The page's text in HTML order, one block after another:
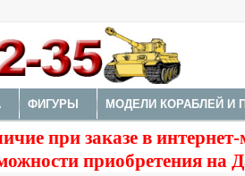
ФИГУРЫ МОДЕЛИ КОРАБЛЕЙ И
КОЛЕСА НАБОРЫ
И ИНСТРУМЕНТЫ
при заказе в
приобретения на